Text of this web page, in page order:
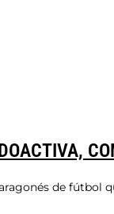
de